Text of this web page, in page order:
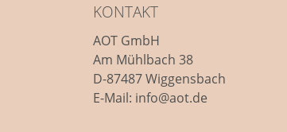
KONTAKT
AOT GmbH
Am Mühlbach 38
D-87487 Wiggensbach
E-Mail: info@aot.de